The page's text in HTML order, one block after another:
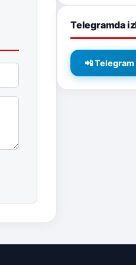
Telegramda
📲 Telegram